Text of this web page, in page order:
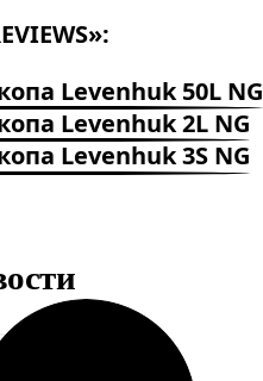
Levenhuk 50L NG
Levenhuk 2L NG
Levenhuk 3S NG